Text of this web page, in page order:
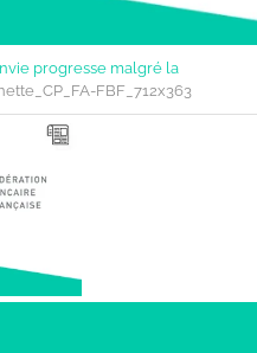
progresse malgré la
FBF_712x363